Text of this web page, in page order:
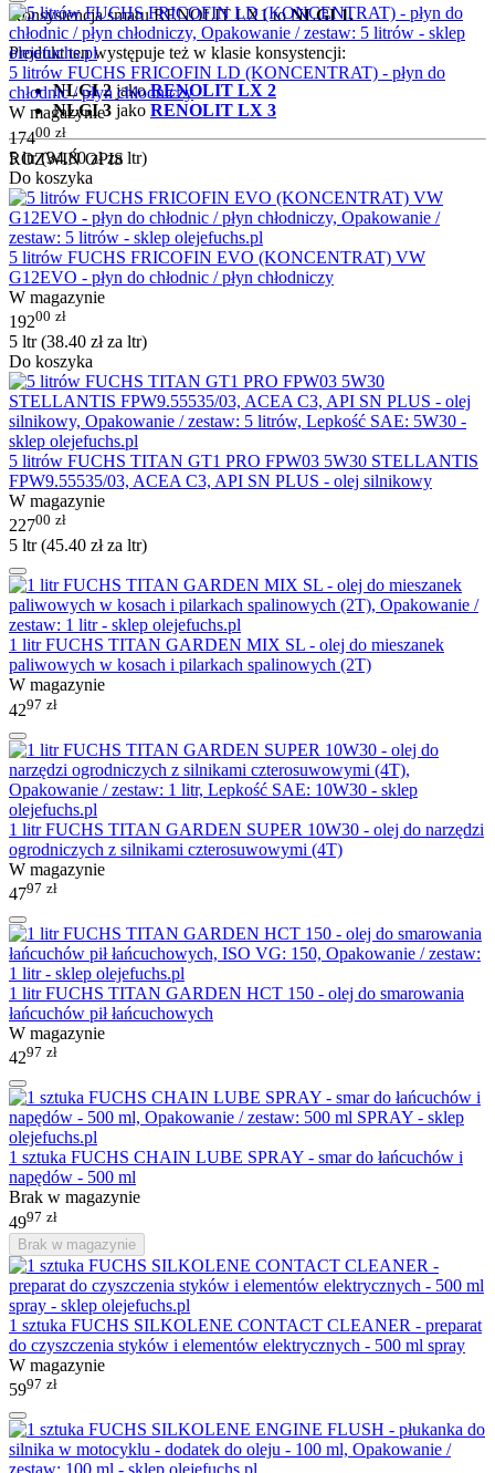
Konsystencja smaru RENOLIT LX1 toNLGI 1.
Produkt ten występuje też w klasie konsystencji:
NLGI 2 jakoRENOLIT LX 2
NLGI 3 jako RENOLIT LX 3
ROZWIŃ OPIS
5 litrów FUCHS FRICOFIN LD (KONCENTRAT) - płyn do
chłodnic / płyn chłodniczy
W magazynie
17400 zł
5 ltr (34.80złza ltr)
Do koszyka
5 litrów FUCHS FRICOFIN EVO (KONCENTRAT) VW
G12EVO - płyn do chłodnic / płyn chłodniczy
W magazynie
19200 zł
5 ltr (38.40 złza ltr)
Do koszyka
5 litrów FUCHS TITAN GT1 PRO FPW03 5W30 STELLANTIS
FPW9.55535/03, ACEA C3, API SN PLUS - olej silnikowy
W magazynie
22700 zł
5 ltr (45.40 złza ltr)
1 litr FUCHS TITAN GARDEN MIX SL - olej do mieszanek
paliwowych w kosach i pilarkach spalinowych (2T)
W magazynie
4297 zł
1 litr FUCHS TITAN GARDEN SUPER 10W30 - olej do narzędzi
ogrodniczych z silnikami czterosuwowymi (4T)
W magazynie
4797 zł
1 litr FUCHS TITAN GARDEN HCT 150 - olej do smarowania
łańcuchów pił łańcuchowych
W magazynie
4297 zł
1 sztuka FUCHS CHAIN LUBE SPRAY - smar do łańcuchów i
napędów - 500 ml
Brak w magazynie
4997 zł
Brak w magazynie
1 sztuka FUCHS SILKOLENE CONTACT CLEANER - preparat
do czyszczenia styków i elementów elektrycznych - 500 ml spray
W magazynie
5997 zł